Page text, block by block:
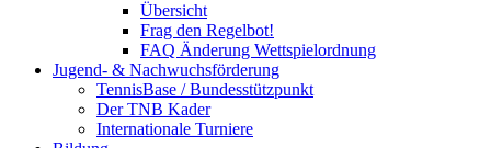
Übersicht
Frag den Regelbot!
FAQ Änderung Wettspielordnung
Jugend- & Nachwuchsförderung
TennisBase / Bundesstützpunkt
Der TNB Kader
Internationale Turniere